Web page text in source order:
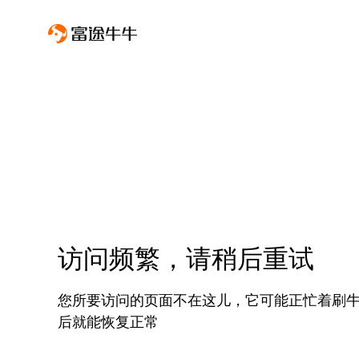
访问频繁，请稍后重试
您所要访问的页面不在这儿，它可能正忙着刷
后就能恢复正常